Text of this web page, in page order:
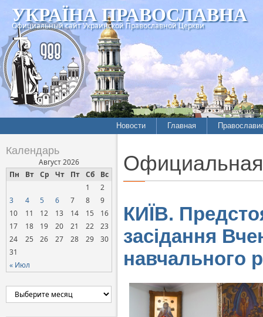
УКРАЇНА ПРАВОСЛАВНА
Официальный сайт Украинской Православной Церкви
Новости
Межконфессиональные
отношения
Официальная хроника
Расколы, ереси, секты
СОЦИАЛЬНОЕ
СЛУЖЕНИЕ
Церковь и общество
Церковь и СМИ
Главная
История
Календарь
Август 2026
Пн
Вт Ср Чт Пт Сб Вс
« Июл
1
2
3
4 5 6 7 8
9
10
11 12 13 14 15
16
17
18 19 20 21 22
23
24
25 26 27 28 29
30
31
КИЇВ.
засідання
навчального